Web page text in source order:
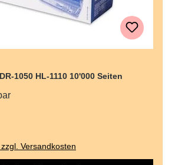
1050 HL-1110 10'000 Seiten
Versandkosten